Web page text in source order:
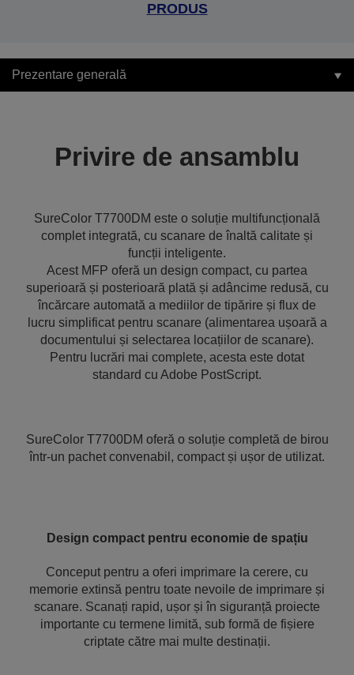
PRODUS
Prezentare generală
Privire de ansamblu
SureColor T7700DM este o soluție multifuncțională
complet integrată, cu scanare de înaltă calitate și
funcții inteligente.
Acest MFP oferă un design compact, cu partea
superioară și posterioară plată și adâncime redusă, cu
încărcare automată a mediilor de tipărire și flux de
lucru simplificat pentru scanare (alimentarea ușoară a
documentului și selectarea locațiilor de scanare).
Pentru lucrări mai complete, acesta este dotat
standard cu Adobe PostScript.
SureColor T7700DM oferă o soluție completă de birou
într-un pachet convenabil, compact și ușor de utilizat.
Design compact pentru economie de spațiu
Conceput pentru a oferi imprimare la cerere, cu
memorie extinsă pentru toate nevoile de imprimare și
scanare. Scanați rapid, ușor și în siguranță proiecte
importante cu termene limită, sub formă de fișiere
criptate către mai multe destinații.